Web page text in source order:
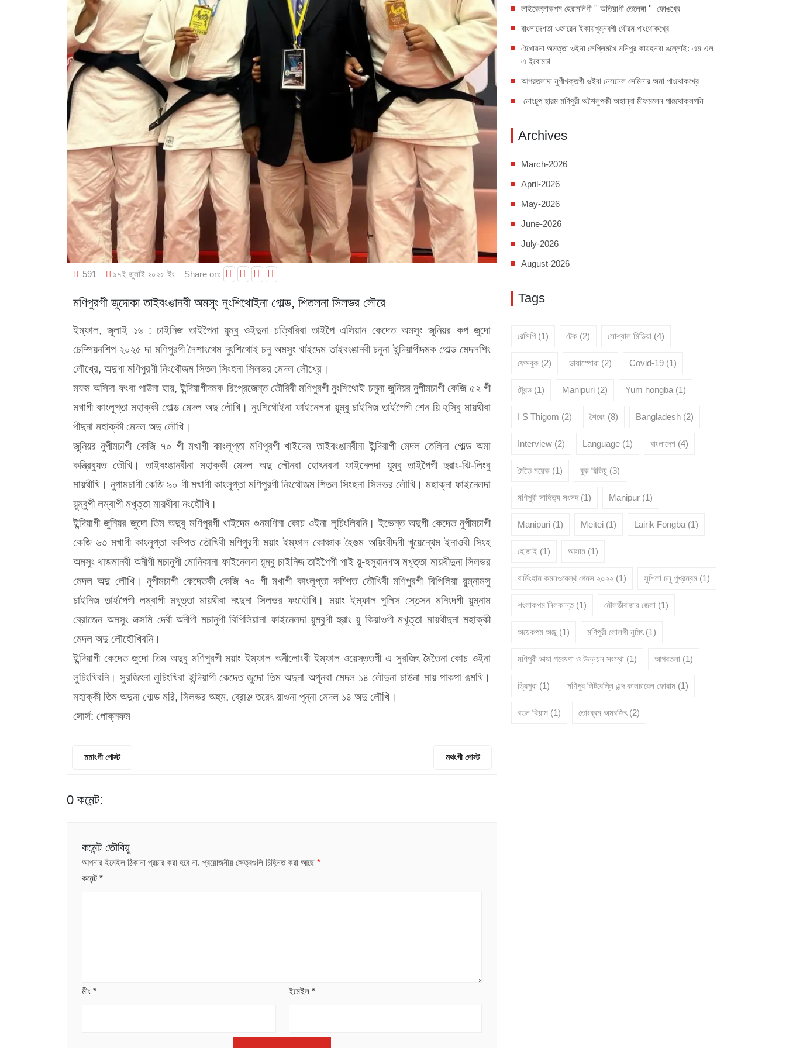
591 ১৭ই জুলাই ২০২৫ ইং Share on:
মণিপুরগী জুদোকা তাইবংঙানবী অমসুং নুংশিথোইনা গোল্ড, শিতলনা সিলভর লৌরে
ইম্ফাল, জুলাই ১৬ :চাইনিজ তাইপৈনা য়ূম্বু ওইদুনা চত্থিরিবা তাইপৈ এসিয়ান কেদেত অমসুং জুনিয়র কপ জুদো
চেম্পিয়নশিপ ২০২৫ দা মণিপুরগী লৈশাংথেম নুংশিথোই চনু অমসুং খাইদেম তাইবংঙানবী চনুনা ইন্দিয়াগীদমক গোল্ড মেদলশিং
লৌখ্রে, অদুগা মণিপুরগী নিংথৌজম সিতল সিংহনা সিলভর মেদল লৌখ্রে।
মফম অসিদা ফংবা পাউনা হায়, ইন্দিয়াগীদমক রিপ্রেজেন্ত তৌরিবী মণিপুরগী নুংশিথোই চনুনা জুনিয়র নুপীমচাগী কেজি ৫২ গী
মখাগী কাংলূপ্তা মহাক্কী গোল্ড মেদল অদু লৌখি। নুংশিথৌইনা ফাইনেলদা য়ূম্বু চাইনিজ তাইপৈগী শেন য়ি হসিবু মায়থীবা
পীদুনা মহাক্কী মেদল অদু লৌখি।
জুনিয়র নুপীমচাগী কেজি ৭০ গী মখাগী কাংলূপ্তা মণিপুরগী খাইদেম তাইবংঙানবীনা ইন্দিয়াগী মেদল তেলিদা গোল্ড অমা
কন্ত্রিব্যুত তৌখি। তাইবংঙানবীনা মহাক্কী মেদল অদু লৌনবা হোৎনবদা ফাইনেলদা য়ূম্বু তাইপৈগী হুৱাং-ঝি-লিংবু
মায়থীখি। নুপামচাগী কেজি ৯০ গী মখাগী কাংলূপ্তা মণিপুরগী নিংথৌজম শিতল সিংহনা সিলভর লৌখি। মহাক্না ফাইনেলদা
য়ুম্বুগী লম্বাগী মখূত্তা মায়থীবা নংহৌখি।
ইন্দিয়াগী জুনিয়র জুদো তিম অদুবু মণিপুরগী খাইদেম গুনমণিনা কোচ ওইনা লূচিংলিবনি। ইভেন্ত অদুগী কেদেত নুপীমচাগী
কেজি ৬৩ মখাগী কাংলূপ্তা কম্পিত তৌখিবী মণিপুরগী ময়াং ইম্ফাল কোঞ্চাক হৈগুম অয়িংবীদগী খুয়েন্থেম ইনাওবী সিংহ
অমসুং থাজমানবী অনীগী মচানুপী মোনিকানা ফাইনেলদা য়ূম্বু চাইনিজ তাইপৈগী পাই য়ু-হসুৱানগঅ মখূত্তা মায়থীদুনা সিলভর
মেদল অদু লৌখি। নুপীমচাগী কেদেতকী কেজি ৭০ গী মখাগী কাংলূপ্তা কম্পিত তৌখিবী মণিপুরগী বিপিলিয়া য়ুম্নামসু
চাইনিজ তাইপৈগী লম্বাগী মখূত্তা মায়থীবা নংদুনা সিলভর ফংহৌখি। ময়াং ইম্ফাল পুলিস স্তেসন মনিংদগী য়ুম্নাম
ব্রোজেন অমসুং লক্সমি দেবী অনীগী মচানুপী বিপিলিয়ানা ফাইনেলদা য়ুম্বুগী হুৱাং য়ু কিয়াওগী মখূত্তা মায়থীদুনা মহাক্কী
মেদল অদু লৌহৌখিবনি।
ইন্দিয়াগী কেদেত জুদো তিম অদুবু মণিপুরগী ময়াং ইম্ফাল অনীলোংবী ইম্ফাল ওয়েস্ততগী এ সুরজিৎ মৈতৈনা কোচ ওইনা
লুচিংখিবনি। সুরজিৎনা লুচিংখিবা ইন্দিয়াগী কেদেত জুদো তিম অদুনা অপূনবা মেদল ১৪ লৌদুনা চাউনা মায় পাকপা ঙমখি।
মহাক্কী তিম অদুনা গোল্ড মরি, সিলভর অহুম, ব্রোঞ্জ তরেৎ য়াওনা পূন্না মেদল ১৪ অদু লৌখি।
সোর্স: পোক্নফম
মমাংগী পোস্ট মথংগী পোস্ট
0 কমেন্ট:
কমেন্ট তৌবিয়ু
আপনার ইমেইল ঠিকানা প্রচার করা হবে না. প্রয়োজনীয় ক্ষেত্রগুলি চিহ্নিত করা আছে *
কমেন্ট *
মীং * ইমেইল *
লাইরেল্লাকপম হেরামনিগী '' অতিয়াগী তেলেঙ্গা '' ফোঙখ্রে
বাংলাদেশতা ওজারেন ইকায়খুম্নবগী থৌরম পাংথোকখ্রে
ঐখোয়না অমত্তা ওইনা লেপ্লিমখৈ মনিপুর কায়হনবা ঙল্লোই: এম এল
এ ইবোমচা
আগরতলাদা নুপীখক্তগী ওইবা নেসনেল সেমিনার অমা পাংথোকখ্রে
নোংচুপ হারম মণিপুরী অশৈলুপকী অহান্বা মীফমলেন পাঙথোক্লগনি
Archives
March-2026
April-2026
May-2026
June-2026
July-2026
August-2026
Tags
রেসিপি (1) টেক (2) সোশ্যাল মিডিয়া (4)
ফেসবুক (2) ডায়াস্পোরা (2) Covid-19 (1)
ট্রেন্ড (1) Manipuri (2) Yum hongba (1)
I S Thigom (2) শৈরেং (8) Bangladesh (2)
Interview (2) Language (1) বাংলাদেশ (4)
মৈতৈ ময়েক (1) বুক রিভিয়ু (3)
মণিপুরী সাহিত্য সংসদ (1) Manipur (1)
Manipuri (1) Meitei (1) Lairik Fongba (1)
হোজাই (1) আসাম (1)
বার্মিংহাম কমনওয়েল্থ গেমস ২০২২ (1) সুশিলা চনু পুখ্রম্বম (1)
শংলাকপম নিলকান্ত (1) মৌলভীবাজার জেলা (1)
অয়েকপম অঞ্জু (1) মণিপুরী লোলগী নুমিৎ (1)
মণিপুরী ভাষা গবেষণা ও উন্নয়ন সংস্থা (1) আগরতলা (1)
ত্রিপুরা (1) মণিপুর লিটরেল্লি এন্দ কালচারেল ফোরাম (1)
রতন থিয়াম (1) তোংব্রম অমরজিৎ (2)